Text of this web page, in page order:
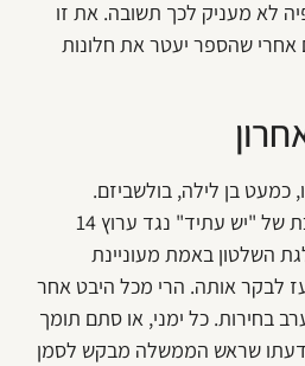
לא מעניק לכך תשובה. את זו
כנראה הבוחר, 18 יום אחרי שהספר יעטר את חלונות
כמעט בן לילה, בולשביזם.
למקרא העתירה המופרכת של "יש עתיד" נגד ערוץ 14
השלטון באמת מעוניינת
לבקר אותה. הרי מכל היבט אחר
בחירות. כל ימני, או סתם תומך
שראש הממשלה מבקש לסמן